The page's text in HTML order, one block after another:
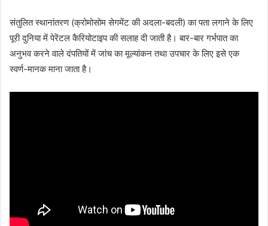
संतुलित स्थानांतरण (क्रोमोसोम सेगमेंट की अदला-बदली) का पता लगाने के लिए
पूरी दुनिया में पेरेंटल कैरियोटाइप की सलाह दी जाती है। बार-बार गर्भपात का
अनुभव करने वाले दंपतियों में जांच का मूल्यांकन तथा उपचार के लिए इसे एक
स्वर्ण-मानक माना जाता है।